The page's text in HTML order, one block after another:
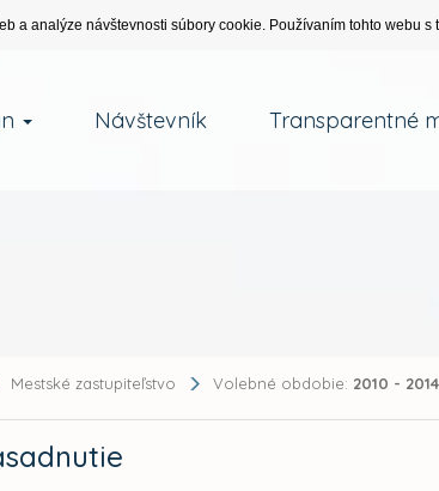
a analýze návštevnosti súbory cookie. Používaním tohto webu s
Návštevník Transparentné
Mestské zastupiteľstvo Volebné obdobie: 2010 - 2014